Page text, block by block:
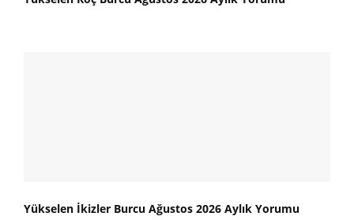
Yükselen İkizler Burcu Ağustos 2026 Aylık Yorumu